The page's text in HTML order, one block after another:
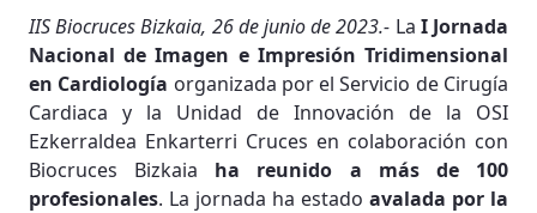
IIS Biocruces Bizkaia, 26 de junio de 2023.- La I Jornada
Nacional de Imagen e Impresión Tridimensional
en Cardiología organizada por el Servicio de Cirugía
Cardiaca y la Unidad de Innovación de la OSI
Ezkerraldea Enkarterri Cruces en colaboración con
Biocruces Bizkaia ha reunido a más de 100
profesionales. La jornada ha estado avalada por la